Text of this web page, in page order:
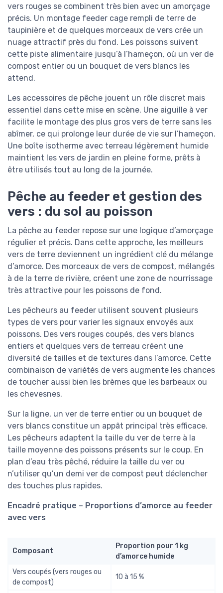
vers rouges se combinent très bien avec un amorçage
précis. Un montage feeder cage rempli de terre de
taupinière et de quelques morceaux de vers crée un
nuage attractif près du fond. Les poissons suivent
cette piste alimentaire jusqu’à l’hameçon, où un ver de
compost entier ou un bouquet de vers blancs les
attend.
Les accessoires de pêche jouent un rôle discret mais
essentiel dans cette mise en scène. Une aiguille à ver
facilite le montage des plus gros vers de terre sans les
abîmer, ce qui prolonge leur durée de vie sur l’hameçon.
Une boîte isotherme avec terreau légèrement humide
maintient les vers de jardin en pleine forme, prêts à
être utilisés tout au long de la journée.
Pêche au feeder et gestion des
vers : du sol au poisson
La pêche au feeder repose sur une logique d’amorçage
régulier et précis. Dans cette approche, les meilleurs
vers de terre deviennent un ingrédient clé du mélange
d’amorce. Des morceaux de vers de compost, mélangés
à de la terre de rivière, créent une zone de nourrissage
très attractive pour les poissons de fond.
Les pêcheurs au feeder utilisent souvent plusieurs
types de vers pour varier les signaux envoyés aux
poissons. Des vers rouges coupés, des vers blancs
entiers et quelques vers de terreau créent une
diversité de tailles et de textures dans l’amorce. Cette
combinaison de variétés de vers augmente les chances
de toucher aussi bien les brèmes que les barbeaux ou
les chevesnes.
Sur la ligne, un ver de terre entier ou un bouquet de
vers blancs constitue un appât principal très efficace.
Les pêcheurs adaptent la taille du ver de terre à la
taille moyenne des poissons présents sur le coup. En
plan d’eau très pêché, réduire la taille du ver ou
n’utiliser qu’un demi ver de compost peut déclencher
des touches plus rapides.
Encadré pratique – Proportions d’amorce au feeder
avec vers
Composant
Proportion pour 1 kg
d’amorce humide
Vers coupés (vers rouges ou
de compost)
10 à 15 %